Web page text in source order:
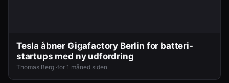
Tesla åbner Gigafactory Berlin for batteri-
startups med ny udfordring
Thomas Berg ·for 1 måned siden